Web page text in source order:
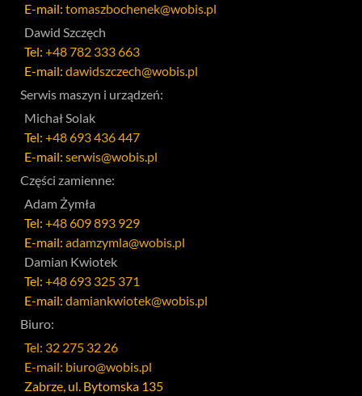
E-mail: tomaszbochenek@wobis.pl
Dawid Szczęch
Tel: +48 782 333 663
E-mail: dawidszczech@wobis.pl
Serwis maszyn i urządzeń:
Michał Solak
Tel: +48 693 436 447
E-mail: serwis@wobis.pl
Części zamienne:
Adam Żymła
Tel: +48 609 893 929
E-mail: adamzymla@wobis.pl
Damian Kwiotek
Tel: +48 693 325 371
E-mail: damiankwiotek@wobis.pl
Biuro:
Tel: 32 275 32 26
E-mail: biuro@wobis.pl
Zabrze, ul. Bytomska 135